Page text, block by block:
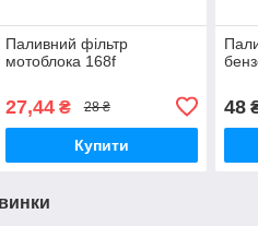
Паливний фільтр
мотоблока 168f
27,44₴ 28 ₴
Купити
48